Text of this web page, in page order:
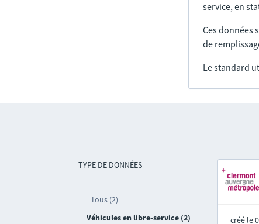
service, en
Ces données
de
Le standard
TYPE DE DONNÉES
Tous (2)
Véhicules en libre-service (2)
créé le